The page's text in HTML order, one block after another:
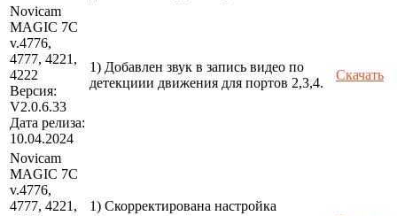
Novicam
MAGIC 7C
v.4776,
4777, 4221,
4222
Версия:
V2.0.6.33
Дата релиза:
10.04.2024
1) Добавлен звук в запись видео по
детекциии движения для портов 2,3,4.
Скачать
Novicam
MAGIC 7C
v.4776,
4777, 4221,
1) Скорректирована настройка